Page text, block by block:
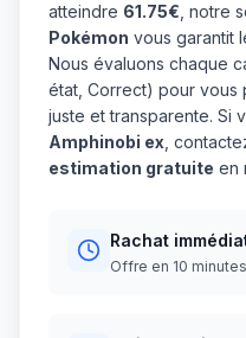
atteindre 61.75€ , notre
Pokémon vous garantit
Nous évaluons chaque
état, Correct) pour vous
juste et transparente. Si
Amphinobi ex ,
estimation gratuite en
Rachat
Offre en 10